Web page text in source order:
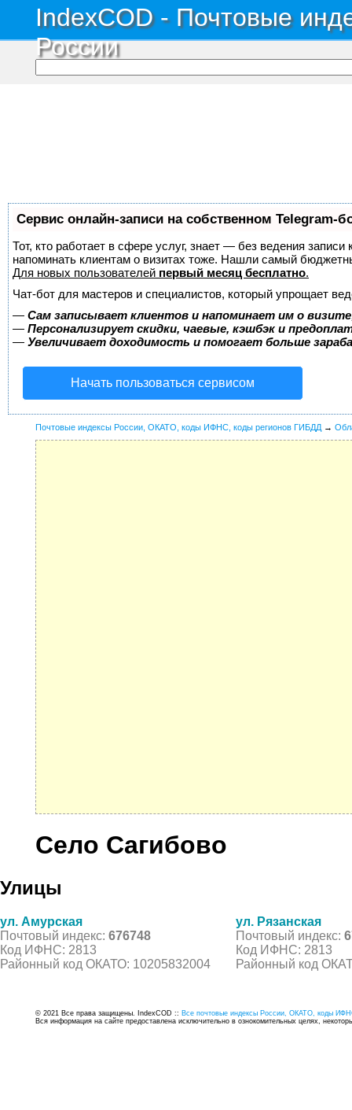
IndexCOD - Почтовые
России
Сервис онлайн-записи на собственном Telegram-
Тот, кто работает в сфере услуг, знает — без ведения
напоминать клиентам о визитах тоже. Нашли самый
Для новых пользователей первый месяц бесплатно.
Чат-бот для мастеров и специалистов, который упрощает
— Сам записывает клиентов и напоминает им о
— Персонализирует скидки, чаевые, кэшбэк и
— Увеличивает доходимость и помогает больше
Начать пользоваться сервисом
Почтовые индексы России, ОКАТО, коды ИФНС, коды регионов ГИБДД →
Село Сагибово
Улицы
ул. Амурская
Почтовый индекс: 676748
Код ИФНС: 2813
Районный код ОКАТО: 10205832004
ул. Рязанская
Почтовый индекс:
Код ИФНС: 2813
Районный код
© 2021 Все права защищены. IndexCOD :: Все почтовые индексы России, ОКАТО, коды
Вся информация на сайте предоставлена исключительно в ознокомительных целях,